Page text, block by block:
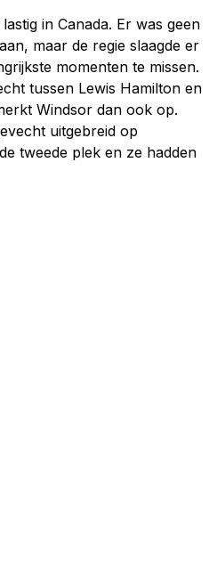
in Canada. Er was geen
maar de regie slaagde er
momenten te missen.
tussen Lewis Hamilton en
Windsor dan ook op.
uitgebreid op
tweede plek en ze hadden